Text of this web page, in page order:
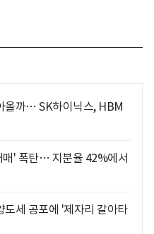
올까… SK하이닉스, HBM
매' 폭탄… 지분율 42%에서
세 공포에 '제자리 갈아타